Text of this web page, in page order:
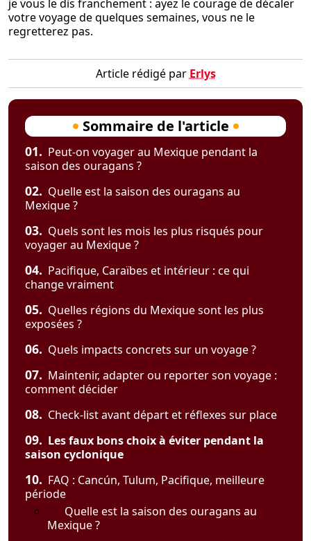
je vous le dis franchement : ayez le courage de décaler
votre voyage de quelques semaines, vous ne le
regretterez pas.
Article rédigé parErlys
Sommaire de l'article
01. Peut-on voyager au Mexique pendant la
saison des ouragans ?
02. Quelle est la saison des ouragans au
Mexique ?
03. Quels sont les mois les plus risqués pour
voyager au Mexique ?
04. Pacifique, Caraïbes et intérieur : ce qui
change vraiment
05. Quelles régions du Mexique sont les plus
exposées ?
06. Quels impacts concrets sur un voyage ?
07. Maintenir, adapter ou reporter son voyage :
comment décider
08. Check-list avant départ et réflexes sur place
09. Les faux bons choix à éviter pendant la
saison cyclonique
10. FAQ : Cancún, Tulum, Pacifique, meilleure
période
Quelle est la saison des ouragans au
Mexique ?